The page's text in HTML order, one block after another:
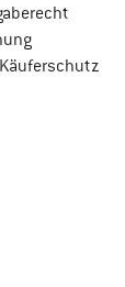
Gehe
Finde die